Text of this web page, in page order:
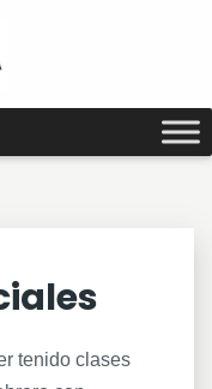
tenido clases